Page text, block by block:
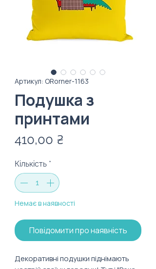
Артикул: ORorner-1163
Подушка з
принтами
410,00 ₴
Кількість *
Немає в наявності
Повідомити про наявність
Декоративні подушки піднімають